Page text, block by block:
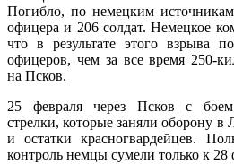
Погибло, по немецким
офицера и 206 солдат. Немецкое
что в результате этого взрыва
офицеров, чем за все время 250-
на Псков.
25 февраля через Псков с
стрелки, которые заняли оборону
и остатки красногвардейцев.
контроль немцы сумели только к 28